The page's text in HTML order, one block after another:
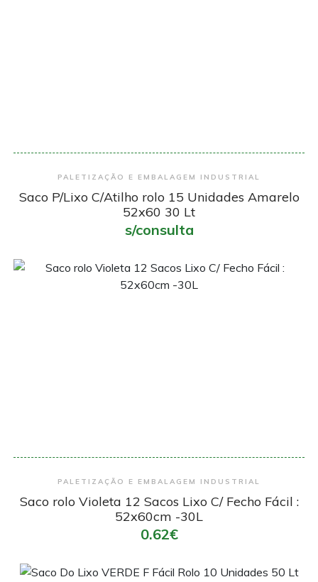
Encomendar
PALETIZAÇÃO E EMBALAGEM INDUSTRIAL
Saco P/Lixo C/Atilho rolo 15 Unidades Amarelo
52x60 30 Lt
s/consulta
Encomendar
PALETIZAÇÃO E EMBALAGEM INDUSTRIAL
Saco rolo Violeta 12 Sacos Lixo C/ Fecho Fácil :
52x60cm -30L
0.62€